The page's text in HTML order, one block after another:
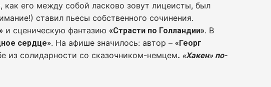
, как его между собой ласково зовут лицеисты, был
ставил пьесы собственного сочинения.
и сценическую фантазию«Страсти по Голландии». В
сердце». На афише значилось: автор –«Георг
из солидарности со сказочником-немцем. «Хакен» по-